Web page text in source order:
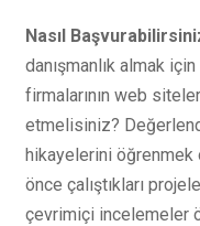
Nasıl
danışmanlık almak
firmalarının web
etmelisiniz?
hikayelerini öğrenmek
önce çalıştıkları
çevrimiçi incelemeler